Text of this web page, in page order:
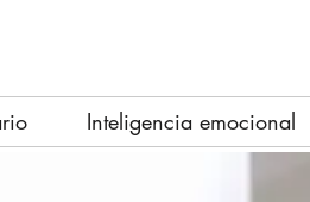
Inteligencia emocional